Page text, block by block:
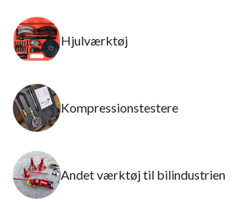
Hjulværktøj
Kompressionstestere
Andet værktøj til bilindustrien